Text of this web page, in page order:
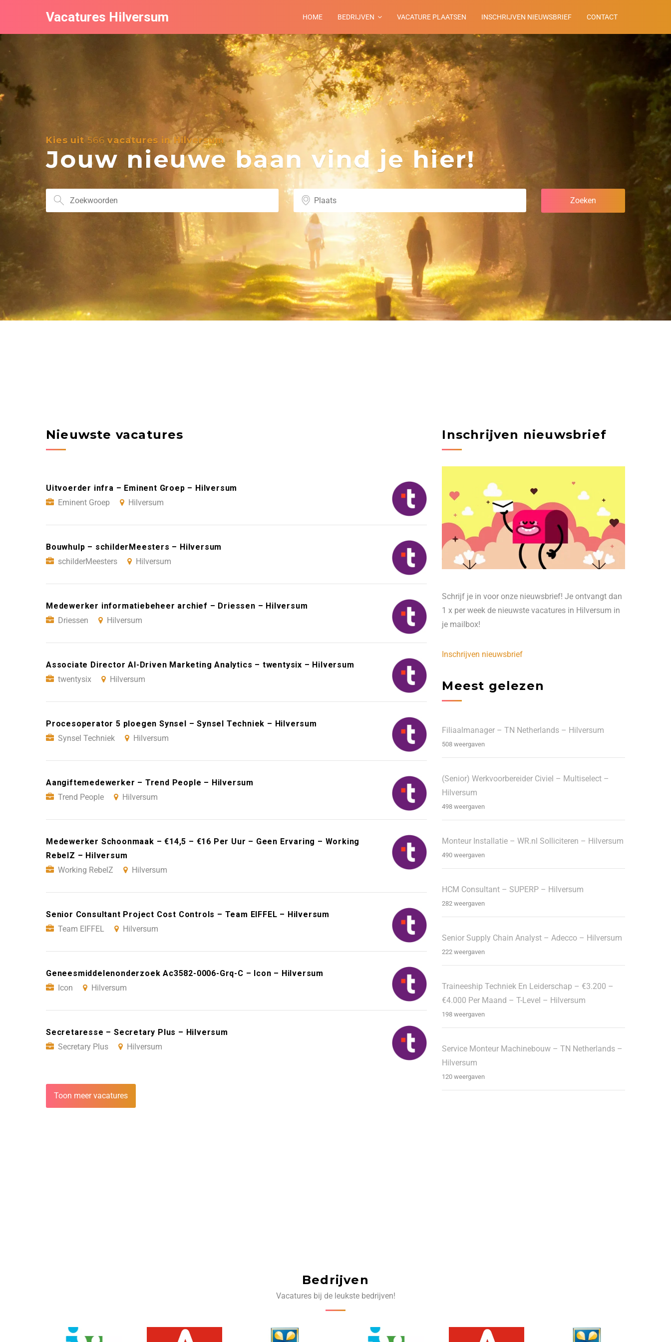
Vacatures Hilversum HOME BEDRIJVEN VACATURE PLAATSEN INSCHRIJVEN NIEUWSBRIEF CONTACT
Kies uit 566 vacatures in Hilversum
Jouw nieuwe baan vind je hier!
Nieuwste vacatures
Uitvoerder infra – Eminent Groep – Hilversum
Eminent Groep
Hilversum
Bouwhulp – schilderMeesters – Hilversum
schilderMeesters
Hilversum
Medewerker informatiebeheer archief – Driessen – Hilversum
Driessen
Hilversum
Associate Director AI-Driven Marketing Analytics – twentysix – Hilversum
twentysix
Hilversum
Procesoperator 5 ploegen Synsel – Synsel Techniek – Hilversum
Synsel Techniek
Hilversum
Aangiftemedewerker – Trend People – Hilversum
Trend People
Hilversum
Medewerker Schoonmaak – €14,5 – €16 Per Uur – Geen Ervaring – Working
RebelZ – Hilversum
Working RebelZ
Hilversum
Senior Consultant Project Cost Controls – Team EIFFEL – Hilversum
Team EIFFEL
Hilversum
Geneesmiddelenonderzoek Ac3582-0006-Grq-C – Icon – Hilversum
Icon
Hilversum
Secretaresse – Secretary Plus – Hilversum
Secretary Plus
Hilversum
Toon meer vacatures
Inschrijven nieuwsbrief
Schrijf je in voor onze nieuwsbrief! Je ontvangt dan
1 x per week de nieuwste vacatures in Hilversum in
je mailbox!
Inschrijven nieuwsbrief
Meest gelezen
Filiaalmanager – TN Netherlands – Hilversum
508 weergaven
(Senior) Werkvoorbereider Civiel – Multiselect –
Hilversum
498 weergaven
Monteur Installatie – WR.nl Solliciteren – Hilversum
490 weergaven
HCM Consultant – SUPERP – Hilversum
282 weergaven
Senior Supply Chain Analyst – Adecco – Hilversum
222 weergaven
Traineeship Techniek En Leiderschap – €3.200 –
€4.000 Per Maand – T-Level – Hilversum
198 weergaven
Service Monteur Machinebouw – TN Netherlands –
Hilversum
120 weergaven
Bedrijven
Vacatures bij de leukste bedrijven!